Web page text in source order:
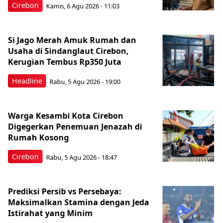
Cirebon Kamis, 6 Agu 2026 - 11:03
Headline
Si Jago Merah Amuk Rumah dan
Usaha di Sindanglaut Cirebon,
Kerugian Tembus Rp350 Juta
Rabu, 5 Agu 2026 - 19:00
Cirebon
Warga Kesambi Kota Cirebon
Digegerkan Penemuan Jenazah di
Rumah Kosong
Rabu, 5 Agu 2026 - 18:47
Prediksi Persib vs Persebaya:
Maksimalkan Stamina dengan Jeda
Istirahat yang Minim